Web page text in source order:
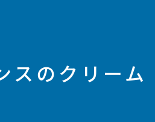
スのクリー